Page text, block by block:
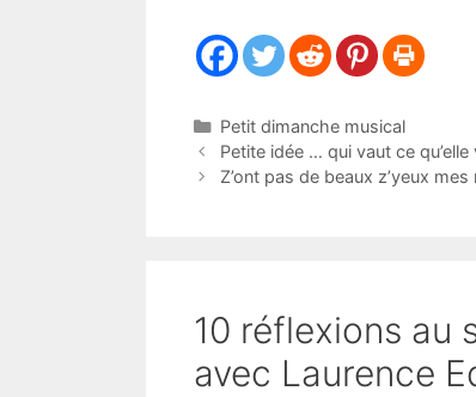
Catégories
Petit dimanche musical
Petite idée … qui vaut ce qu’elle
Z’ont pas de beaux z’yeux
10 réflexions au
avec Laurence